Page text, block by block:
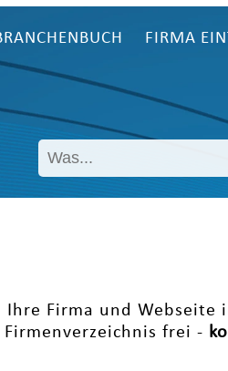
FIRMA
Firma und Webseite
frei -